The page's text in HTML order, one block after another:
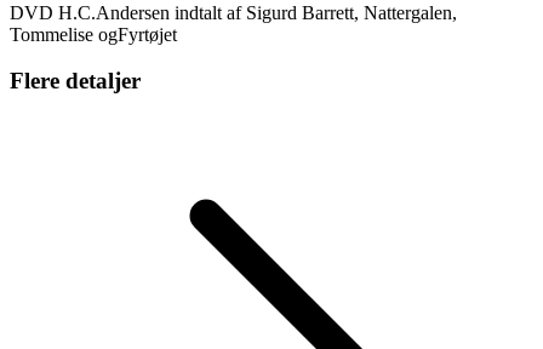
DVD H.C.Andersen indtalt af Sigurd Barrett, Nattergalen,
Tommelise ogFyrtøjet
Flere detaljer